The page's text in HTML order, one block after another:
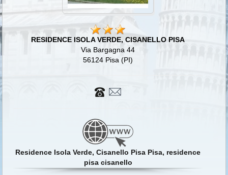
RESIDENCE ISOLA VERDE, CISANELLO PISA
Via Bargagna 44
56124 Pisa (PI)
Residence Isola Verde, Cisanello Pisa Pisa, residence
pisa cisanello